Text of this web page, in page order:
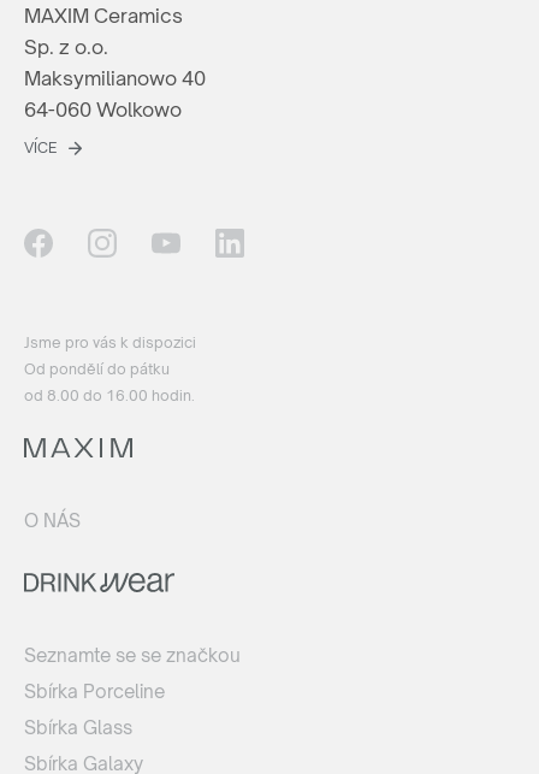
MAXIM Ceramics
Sp. z o.o.
Maksymilianowo 40
64-060 Wolkowo
VÍCE
Jsme pro vás k dispozici
Od pondělí do pátku
od 8.00 do 16.00 hodin.
O NÁS
Seznamte se se značkou
Sbírka Porceline
Sbírka Glass
Sbírka Galaxy